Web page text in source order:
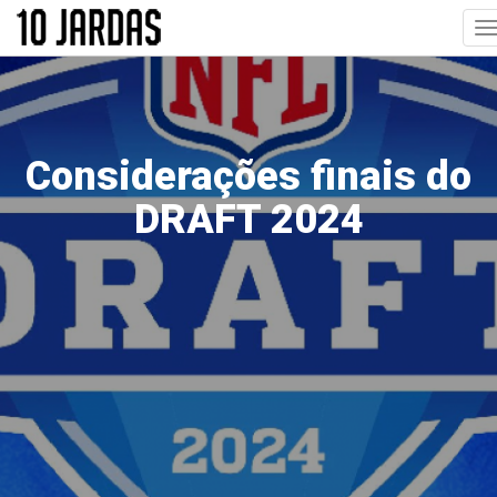
Pular
o
conteúdo
principal
Considerações finais do
DRAFT 2024